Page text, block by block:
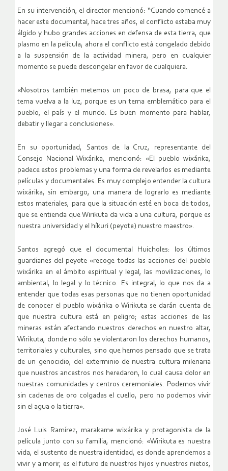
En su intervención, el director mencionó: “Cuando comencé a
hacer este documental, hace tres años, el conflicto estaba muy
álgido y hubo grandes acciones en defensa de esta tierra, que
plasmo en la película; ahora el conflicto está congelado debido
a la suspensión de la actividad minera, pero en cualquier
momento se puede descongelar en favor de cualquiera.
«Nosotros también metemos un poco de brasa, para que el
tema vuelva a la luz, porque es un tema emblemático para el
pueblo, el país y el mundo. Es buen momento para hablar,
debatir y llegar a conclusiones».
En su oportunidad, Santos de la Cruz, representante del
Consejo Nacional Wixárika, mencionó: «El pueblo wixárika,
padece estos problemas y una forma de revelarlos es mediante
películas y documentales. Es muy complejo entender la cultura
wixárika, sin embargo, una manera de lograrlo es mediante
estos materiales, para que la situación esté en boca de todos,
que se entienda que Wirikuta da vida a una cultura, porque es
nuestra universidad y el híkuri (peyote) nuestro maestro».
Santos agregó que el documental Huicholes: los últimos
guardianes del peyote «recoge todas las acciones del pueblo
wixárika en el ámbito espiritual y legal, las movilizaciones, lo
ambiental, lo legal y lo técnico. Es integral, lo que nos da a
entender que todas esas personas que no tienen oportunidad
de conocer el pueblo wixárika o Wirikuta se darán cuenta de
que nuestra cultura está en peligro; estas acciones de las
mineras están afectando nuestros derechos en nuestro altar,
Wirikuta, donde no sólo se violentaron los derechos humanos,
territoriales y culturales, sino que hemos pensado que se trata
de un genocidio, del exterminio de nuestra cultura milenaria
que nuestros ancestros nos heredaron, lo cual causa dolor en
nuestras comunidades y centros ceremoniales. Podemos vivir
sin cadenas de oro colgadas el cuello, pero no podemos vivir
sin el agua o la tierra».
José Luis Ramírez, marakame wixárika y protagonista de la
película junto con su familia, mencionó: «Wirikuta es nuestra
vida, el sustento de nuestra identidad, es donde aprendemos a
vivir y a morir, es el futuro de nuestros hijos y nuestros nietos,